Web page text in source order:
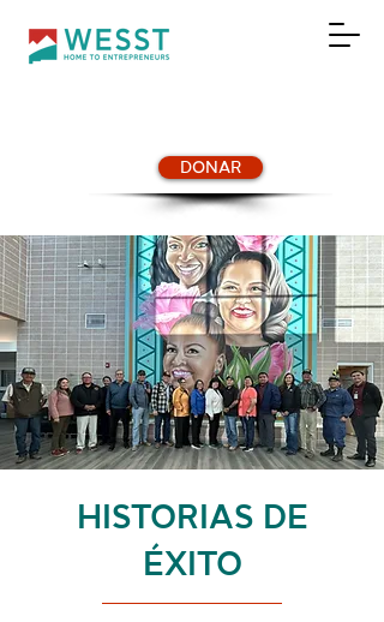
DONAR
HISTORIAS DE
ÉXITO